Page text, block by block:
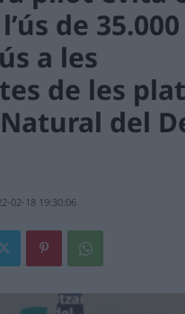
de
a les
de les
del
02-18 19:30:06